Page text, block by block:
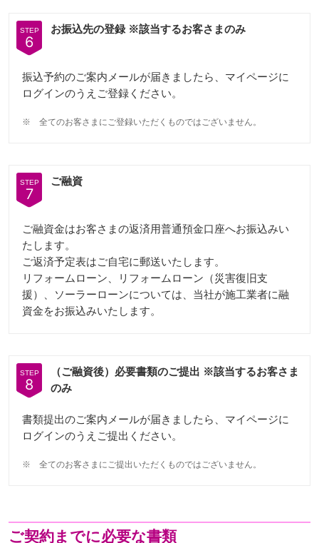
STEP
6
お振込先の登録 ※該当するお客さまのみ
振込予約のご案内メールが届きましたら、マイページに
ログインのうえご登録ください。
※ 全てのお客さまにご登録いただくものではございません。
STEP
7
ご融資
ご融資金はお客さまの返済用普通預金口座へお振込みい
たします。
ご返済予定表はご自宅に郵送いたします。
リフォームローン、リフォームローン（災害復旧支
援）、ソーラーローンについては、当社が施工業者に融
資金をお振込みいたします。
STEP
8
（ご融資後）必要書類のご提出 ※該当するお客さま
のみ
書類提出のご案内メールが届きましたら、マイページに
ログインのうえご提出ください。
※ 全てのお客さまにご提出いただくものではございません。
ご契約までに必要な書類